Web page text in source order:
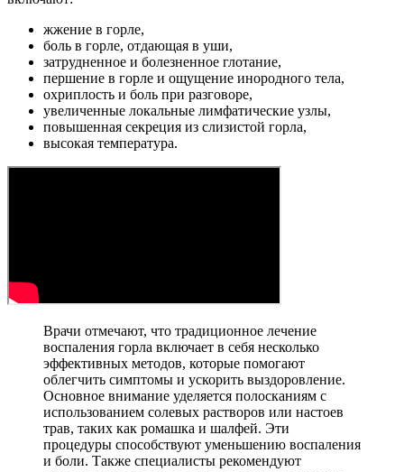
жжение в горле,
боль в горле, отдающая в уши,
затрудненное и болезненное глотание,
першение в горле и ощущение инородного тела,
охриплость и боль при разговоре,
увеличенные локальные лимфатические узлы,
повышенная секреция из слизистой горла,
высокая температура.
Врачи отмечают, что традиционное лечение
воспаления горла включает в себя несколько
эффективных методов, которые помогают
облегчить симптомы и ускорить выздоровление.
Основное внимание уделяется полосканиям с
использованием солевых растворов или настоев
трав, таких как ромашка и шалфей. Эти
процедуры способствуют уменьшению воспаления
и боли. Также специалисты рекомендуют